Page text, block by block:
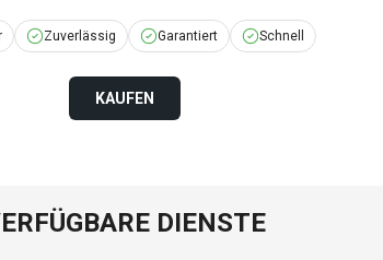
Zuverlässig Garantiert Schnell
KAUFEN
DIENSTE